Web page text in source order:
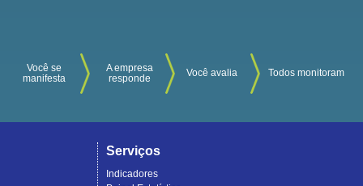
Você se
manifesta
A empresa
responde
Você avalia Todos monitoram
Serviços
Indicadores